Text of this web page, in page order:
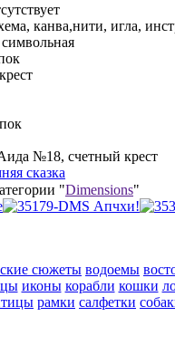
канва,нити, игла,
№18, счетный крест
сказка
"Dimensions"
сюжеты водоемы
иконы корабли кошки
рамки салфетки